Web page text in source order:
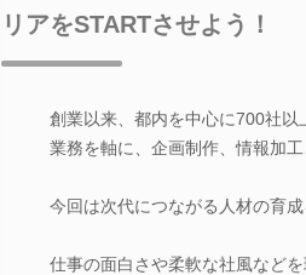
リアをSTARTさせよう！
創業以来、都内を中心に700社
業務を軸に、企画制作、情報加
今回は次代につながる人材の育
仕事の面白さや柔軟な社風など